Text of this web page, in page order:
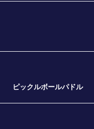
ピックルボールパドル